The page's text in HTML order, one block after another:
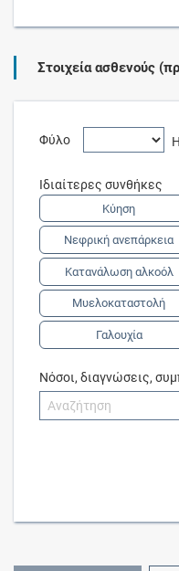
Στοιχεία ασθενούς
Φύλο
Ιδιαίτερες συνθήκες
Κύηση
Νεφρική ανεπάρκεια
Κατανάλωση αλκοόλ
Μυελοκαταστολή
Γαλουχία
Νόσοι, διαγνώσεις,